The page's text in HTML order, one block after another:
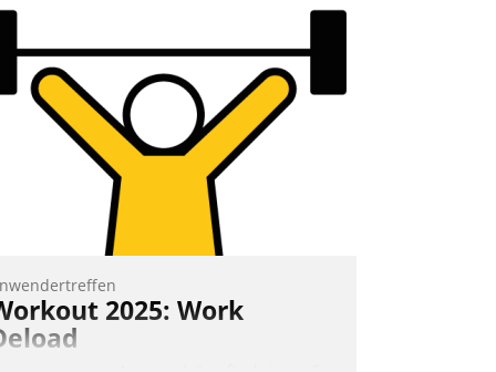
2025: Work